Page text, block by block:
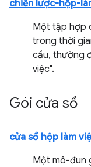
chiến lược-hộp-
Một tập hợp
trong thời
cầu, thường
việc".
Gói cửa sổ
cửa sổ hộp làm
Một mô-đun